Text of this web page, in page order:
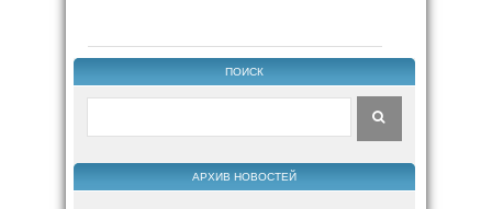
ПОИСК
АРХИВ НОВОСТЕЙ